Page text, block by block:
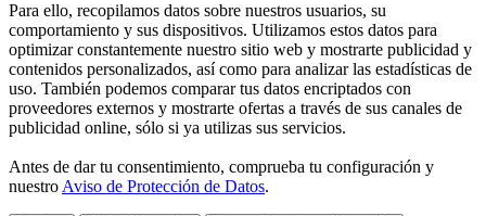
Para ello, recopilamos datos sobre nuestros usuarios, su
comportamiento y sus dispositivos. Utilizamos estos datos para
optimizar constantemente nuestro sitio web y mostrarte publicidad y
contenidos personalizados, así como para analizar las estadísticas de
uso. También podemos comparar tus datos encriptados con
proveedores externos y mostrarte ofertas a través de sus canales de
publicidad online, sólo si ya utilizas sus servicios.
Antes de dar tu consentimiento, comprueba tu configuración y
nuestro Aviso de Protección de Datos.